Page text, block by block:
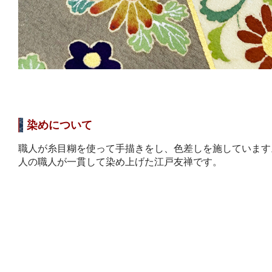
染めについて
職人が糸目糊を使って手描きをし、色差しを施していま
人の職人が一貫して染め上げた江戸友禅です。